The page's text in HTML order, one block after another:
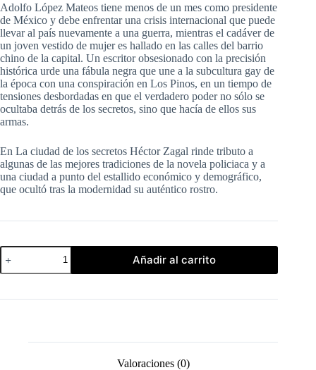
Adolfo López Mateos tiene menos de un mes como presidente
de México y debe enfrentar una crisis internacional que puede
llevar al país nuevamente a una guerra, mientras el cadáver de
un joven vestido de mujer es hallado en las calles del barrio
chino de la capital. Un escritor obsesionado con la precisión
histórica urde una fábula negra que une a la subcultura gay de
la época con una conspiración en Los Pinos, en un tiempo de
tensiones desbordadas en que el verdadero poder no sólo se
ocultaba detrás de los secretos, sino que hacía de ellos sus
armas.
En La ciudad de los secretos Héctor Zagal rinde tributo a
algunas de las mejores tradiciones de la novela policiaca y a
una ciudad a punto del estallido económico y demográfico,
que ocultó tras la modernidad su auténtico rostro.
La
Ciudad
de
Secretos
Añadir al carrito
Valoraciones (0)